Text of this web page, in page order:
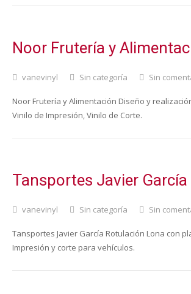
Noor Frutería y
vanevinyl Sin categoría Sin
Noor Frutería y Alimentación Diseño y
Vinilo de Impresión, Vinilo de Corte.
Tansportes Javier García
vanevinyl Sin categoría Sin
Tansportes Javier García Rotulación Lona con
Impresión y corte para vehículos.